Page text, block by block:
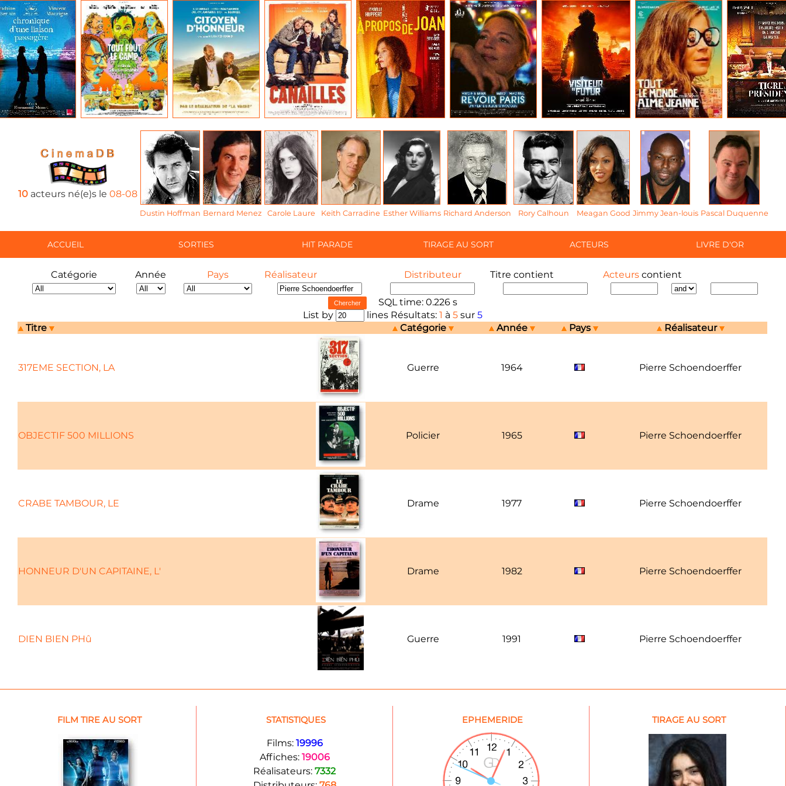
10acteurs né(e)s le 08-08
Dustin Hoffman Bernard Menez Carole Laure Keith Carradine Esther Williams Richard Anderson Rory Calhoun Meagan Good Jimmy Jean-louis Pascal Duquenne
ACCUEIL SORTIES HIT PARADE TIRAGE AU SORT ACTEURS LIVRE D'OR
Catégorie Année Pays Réalisateur Distributeur Titre contient Acteurs contient
SQL time: 0.226 s
List by
lines Résultats: 1 à 5sur 5
Titre
Catégorie Année Pays Réalisateur
317EME SECTION, LA Guerre 1964 Pierre Schoendoerffer
OBJECTIF 500 MILLIONS Policier 1965 Pierre Schoendoerffer
CRABE TAMBOUR, LE Drame 1977 Pierre Schoendoerffer
HONNEUR D'UN CAPITAINE, L' Drame 1982 Pierre Schoendoerffer
DIEN BIEN PHû Guerre 1991 Pierre Schoendoerffer
FILM TIRE AU SORT STATISTIQUES
Films: 19996
Affiches: 19006
Réalisateurs: 7332
EPHEMERIDE TIRAGE AU SORT